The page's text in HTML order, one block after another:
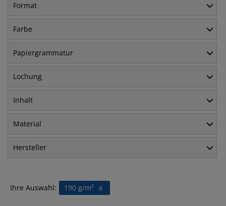
Format
Farbe
Papiergrammatur
Lochung
Inhalt
Material
Hersteller
Ihre Auswahl: x
190 g/m²